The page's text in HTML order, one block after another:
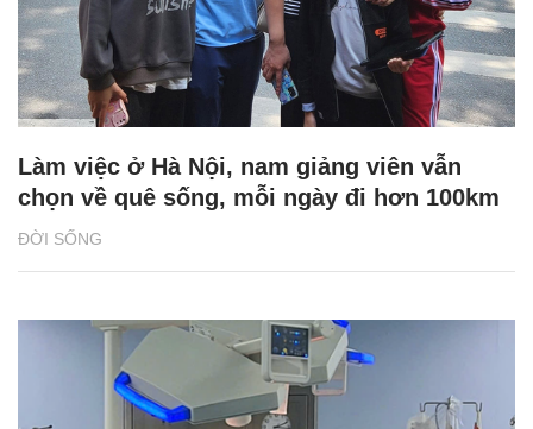
ĐỜI SỐNG
Làm việc ở Hà Nội, nam giảng viên vẫn
chọn về quê sống, mỗi ngày đi hơn 100km